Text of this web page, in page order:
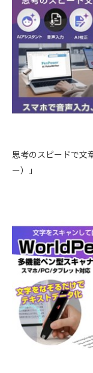
思考のスピードで文
ー）」